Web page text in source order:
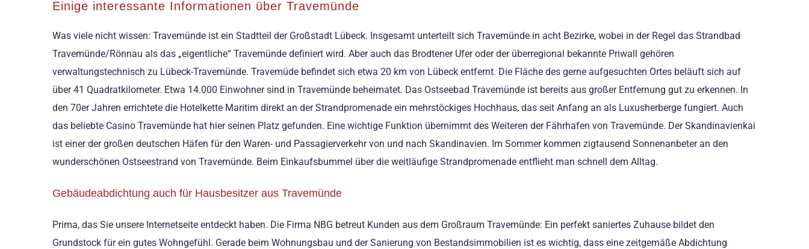
Einige interessante Informationen über Travemünde
Was viele nicht wissen: Travemünde ist ein Stadtteil der Großstadt Lübeck. Insgesamt unterteilt sich Travemünde in acht Bezirke, wobei in der Regel das Strandbad
Travemünde/Rönnau als das „eigentliche“ Travemünde definiert wird. Aber auch das Brodtener Ufer oder der überregional bekannte Priwall gehören
verwaltungstechnisch zu Lübeck-Travemünde. Travemüde befindet sich etwa 20 km von Lübeck entfernt. Die Fläche des gerne aufgesuchten Ortes beläuft sich auf
über 41 Quadratkilometer. Etwa 14.000 Einwohner sind in Travemünde beheimatet. Das Ostseebad Travemünde ist bereits aus großer Entfernung gut zu erkennen. In
den 70er Jahren errichtete die Hotelkette Maritim direkt an der Strandpromenade ein mehrstöckiges Hochhaus, das seit Anfang an als Luxusherberge fungiert. Auch
das beliebte Casino Travemünde hat hier seinen Platz gefunden. Eine wichtige Funktion übernimmt des Weiteren der Fährhafen von Travemünde. Der Skandinavienkai
ist einer der großen deutschen Häfen für den Waren- und Passagierverkehr von und nach Skandinavien. Im Sommer kommen zigtausend Sonnenanbeter an den
wunderschönen Ostseestrand von Travemünde. Beim Einkaufsbummel über die weitläufige Strandpromenade entflieht man schnell dem Alltag.
Gebäudeabdichtung auch für Hausbesitzer aus Travemünde
Prima, das Sie unsere Internetseite entdeckt haben. Die Firma NBG betreut Kunden aus dem Großraum Travemünde: Ein perfekt saniertes Zuhause bildet den
Grundstock für ein gutes Wohngefühl. Gerade beim Wohnungsbau und der Sanierung von Bestandsimmobilien ist es wichtig, dass eine zeitgemäße Abdichtung